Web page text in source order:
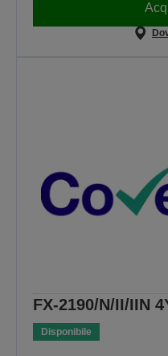
FX-2190/N/II/IIN
Disponibile